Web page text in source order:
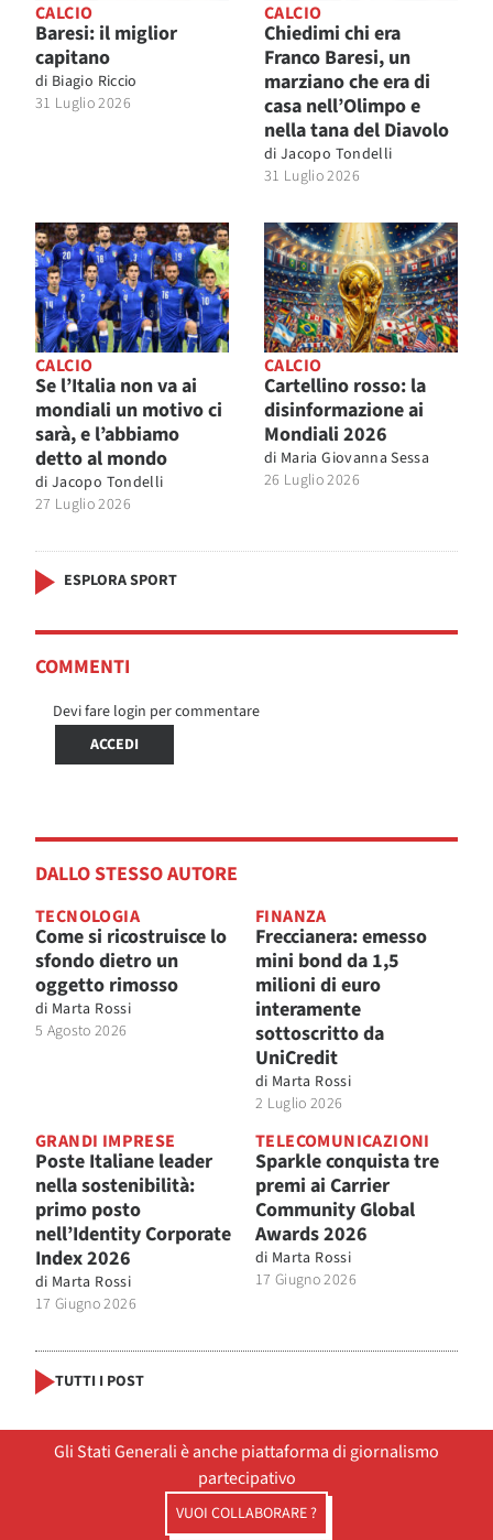
CALCIO
Baresi: il miglior
capitano
di Biagio Riccio
31 Luglio 2026
CALCIO
Chiedimi chi era
Franco Baresi, un
marziano che era di
casa nell’Olimpo e
nella tana del Diavolo
di Jacopo Tondelli
31 Luglio 2026
CALCIO
Se l’Italia non va ai
mondiali un motivo ci
sarà, e l’abbiamo
detto al mondo
di Jacopo Tondelli
27 Luglio 2026
CALCIO
Cartellino rosso: la
disinformazione ai
Mondiali 2026
di Maria Giovanna Sessa
26 Luglio 2026
ESPLORA SPORT
COMMENTI
Devi fare login per commentare
ACCEDI
DALLO STESSO AUTORE
TECNOLOGIA
Come si ricostruisce lo
sfondo dietro un
oggetto rimosso
di Marta Rossi
5 Agosto 2026
FINANZA
Freccianera: emesso
mini bond da 1,5
milioni di euro
interamente
sottoscritto da
UniCredit
di Marta Rossi
2 Luglio 2026
GRANDI IMPRESE
Poste Italiane leader
nella sostenibilità:
primo posto
nell’Identity Corporate
Index 2026
di Marta Rossi
17 Giugno 2026
TELECOMUNICAZIONI
Sparkle conquista tre
premi ai Carrier
Community Global
Awards 2026
di Marta Rossi
17 Giugno 2026
TUTTI I POST
Gli Stati Generali è anche piattaforma di giornalismo
partecipativo
VUOI COLLABORARE ?